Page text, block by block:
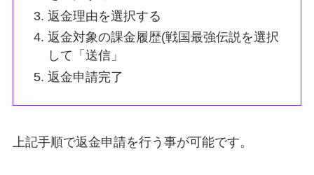
返金理由を選択する
返金対象の課金履歴(戦国最強伝説を選択
して「送信」
返金申請完了
上記手順で返金申請を行う事が可能です。